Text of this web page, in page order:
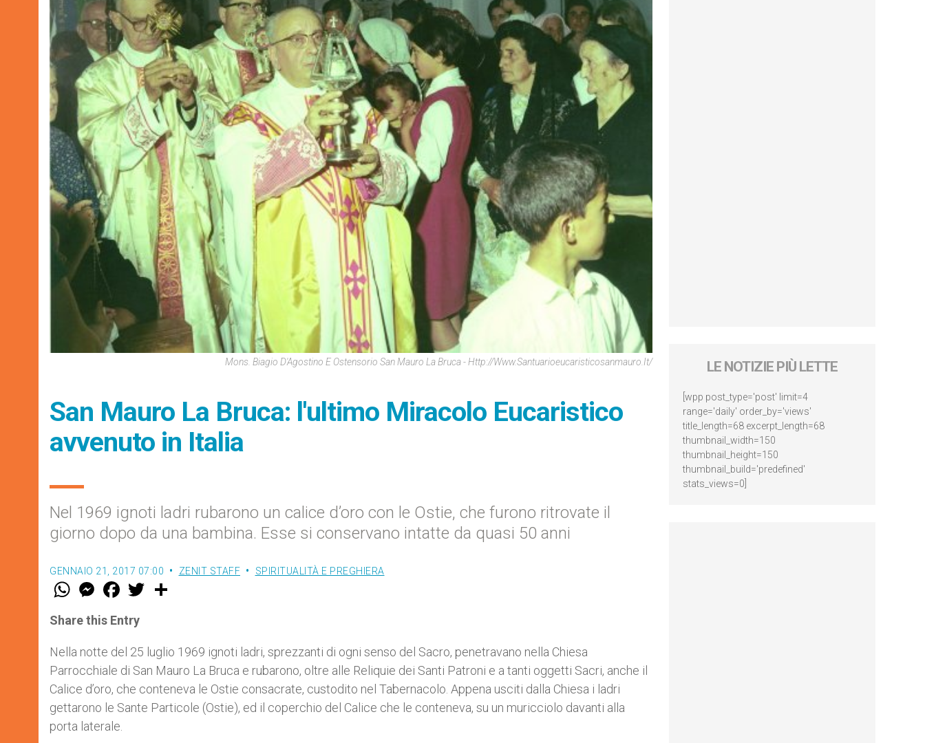
Mons. Biagio D'Agostino E Ostensorio San Mauro La Bruca - Http://www.santuarioeucaristicosanmauro.it/
San Mauro La Bruca: l'ultimo Miracolo Eucaristico
avvenuto in Italia
Nel 1969 ignoti ladri rubarono un calice d’oro con le Ostie, che furono ritrovate il
giorno dopo da una bambina. Esse si conservano intatte da quasi 50 anni
GENNAIO 21, 2017 07:00 ZENIT STAFF SPIRITUALITÀ E PREGHIERA
W
t
s
p
p
M
e
s
e
g
e
r
F
a
e
b
o
k
w
r
Share this Entry
Nella notte del 25 luglio 1969 ignoti ladri, sprezzanti di ogni senso del Sacro, penetravano nella Chiesa
Parrocchiale di San Mauro La Bruca e rubarono, oltre alle Reliquie dei Santi Patroni e a tanti oggetti Sacri, anche il
Calice d’oro, che conteneva le Ostie consacrate, custodito nel Tabernacolo. Appena usciti dalla Chiesa i ladri
gettarono le Sante Particole (Ostie), ed il coperchio del Calice che le conteneva, su un muricciolo davanti alla
porta laterale.
LE NOTIZIE PIÙ LETTE
[wpp post_type='post' limit=4
range='daily' order_by='views'
title_length=68 excerpt_length=68
thumbnail_width=150
thumbnail_height=150
thumbnail_build='predefined'
stats_views=0]